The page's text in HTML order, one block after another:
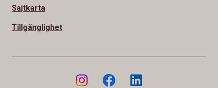
Sajtkarta
Tillgänglighet